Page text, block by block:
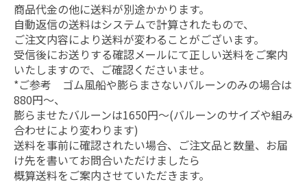
商品代金の他に送料が別途かかります。
自動返信の送料はシステムで計算されたもので、
ご注文内容により送料が変わることがございます。
受信後にお送りする確認メールにて正しい送料をご案内
いたしますので、ご確認くださいませ。
*ご参考 ゴム風船や膨らまさないバルーンのみの場合は
880円～、
膨らませたバルーンは1650円～(バルーンのサイズや組み
合わせにより変わります)
送料を事前に確認されたい場合、ご注文品と数量、お届
け先を書いてお問合いただけましたら
概算送料をご案内させていただきます。